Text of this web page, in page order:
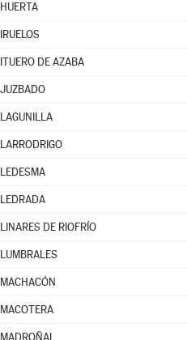
HUERTA
IRUELOS
ITUERO DE AZABA
JUZBADO
LAGUNILLA
LARRODRIGO
LEDESMA
LEDRADA
LINARES DE RIOFRÍO
LUMBRALES
MACHACÓN
MACOTERA
MADROÑAL